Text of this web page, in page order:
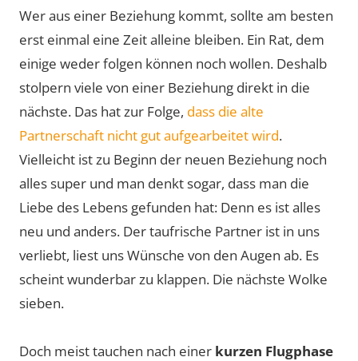
Wer aus einer Beziehung kommt, sollte am besten
erst einmal eine Zeit alleine bleiben. Ein Rat, dem
einige weder folgen können noch wollen. Deshalb
stolpern viele von einer Beziehung direkt in die
nächste. Das hat zur Folge, dass die alte
Partnerschaft nicht gut aufgearbeitet wird.
Vielleicht ist zu Beginn der neuen Beziehung noch
alles super und man denkt sogar, dass man die
Liebe des Lebens gefunden hat: Denn es ist alles
neu und anders. Der taufrische Partner ist in uns
verliebt, liest uns Wünsche von den Augen ab. Es
scheint wunderbar zu klappen. Die nächste Wolke
sieben.
Doch meist tauchen nach einer kurzen Flugphase